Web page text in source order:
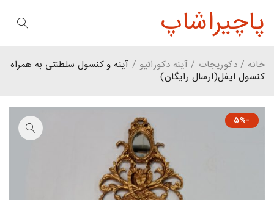
پاچیراشاپ
خانه / دکوریجات / آینه دکوراتیو / آینه و کنسول سلطنتی به همراه
کنسول ایفل(ارسال رایگان)
-5%